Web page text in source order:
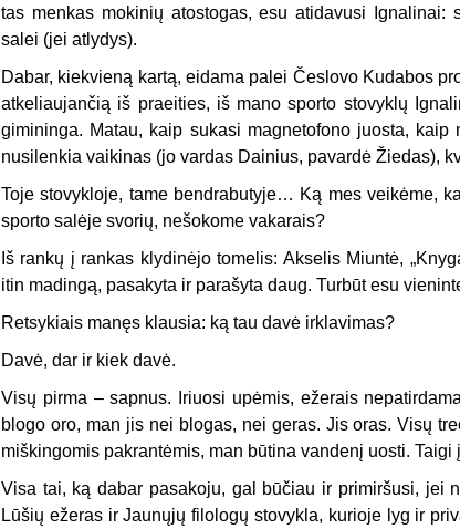
tas menkas mokinių atostogas, esu atidavusi
salei (jei atlydys).
Dabar, kiekvieną kartą, eidama palei Česlovo Kudabos
atkeliaujančią iš praeities, iš mano sporto stovyklų
gimininga. Matau, kaip sukasi magnetofono juosta,
nusilenkia vaikinas (jo vardas Dainius, pavardė Žiedas),
Toje stovykloje, tame bendrabutyje… Ką mes veikėme,
sporto salėje svorių, nešokome vakarais?
Iš rankų į rankas klydinėjo tomelis: Akselis Miuntė,
itin madingą, pasakyta ir parašyta daug. Turbūt esu
Retsykiais manęs klausia: ką tau davė irklavimas?
Davė, dar ir kiek davė.
Visų pirma – sapnus. Iriuosi upėmis, ežerais
blogo oro, man jis nei blogas, nei geras. Jis oras. Visų
miškingomis pakrantėmis, man būtina vandenį uosti.
Visa tai, ką dabar pasakoju, gal būčiau ir primiršusi, jei
Lūšių ežeras ir Jaunųjų filologų stovykla, kurioje lyg ir